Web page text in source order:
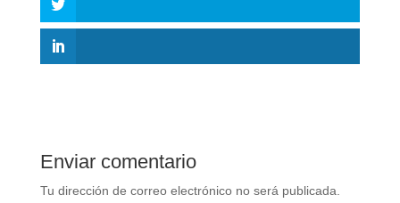
Enviar comentario
Tu dirección de correo electrónico no será publicada.